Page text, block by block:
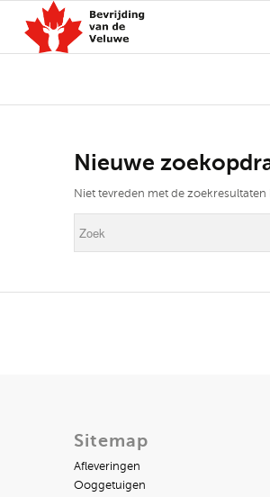
Nieuwe
Niet tevreden met de
Sitemap
Afleveringen
Ooggetuigen